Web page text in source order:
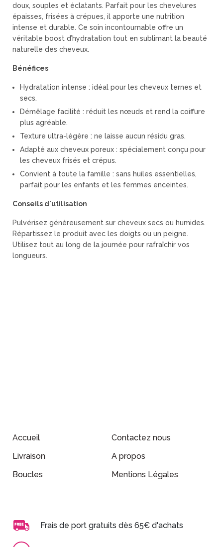
doux, souples et éclatants. Parfait pour les chevelures
épaisses, frisées à crépues, il apporte une nutrition
intense et durable. Ce soin incontournable offre un
véritable boost d’hydratation tout en sublimant la beauté
naturelle des cheveux.
Bénéfices
Hydratation intense : idéal pour les cheveux ternes et
secs.
Démêlage facilité : réduit les nœuds et rend la coiffure
plus agréable.
Texture ultra-légère : ne laisse aucun résidu gras.
Adapté aux cheveux poreux : spécialement conçu pour
les cheveux frisés et crépus.
Convient à toute la famille : sans huiles essentielles,
parfait pour les enfants et les femmes enceintes.
Conseils d'utilisation
Pulvérisez généreusement sur cheveux secs ou humides.
Répartissez le produit avec les doigts ou un peigne.
Utilisez tout au long de la journée pour rafraîchir vos
longueurs.
Accueil
Contactez nous
Livraison
A propos
Boucles
Mentions Légales
Frais de port gratuits dès 65€ d'achats